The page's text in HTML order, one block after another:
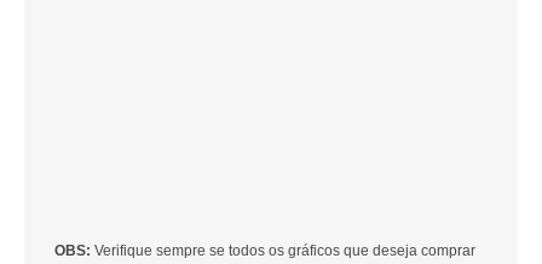
OBS: Verifique sempre se todos os gráficos que deseja comprar